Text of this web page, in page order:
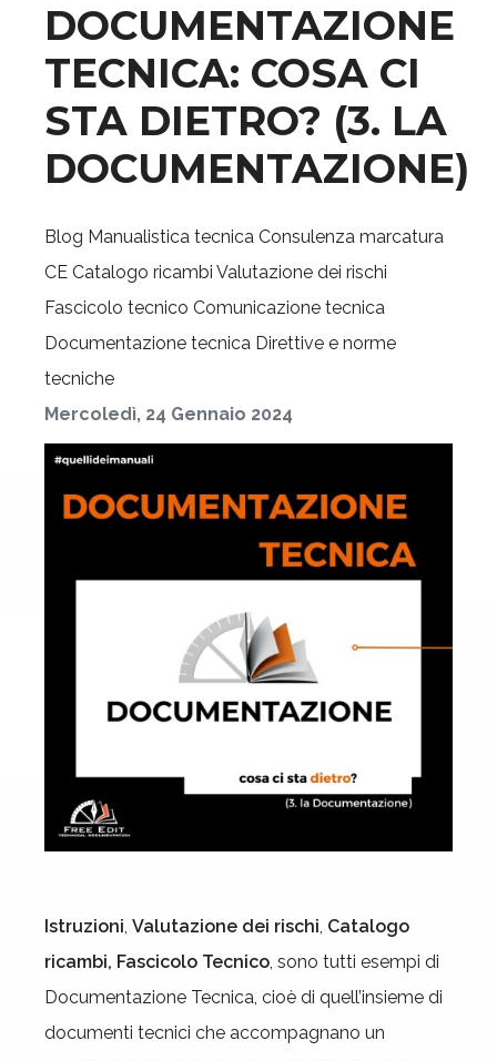
DOCUMENTAZIONE
TECNICA: COSA CI
STA DIETRO? (3. LA
DOCUMENTAZIONE)
Blog Manualistica tecnica Consulenza marcatura
CE Catalogo ricambi Valutazione dei rischi
Fascicolo tecnico Comunicazione tecnica
Documentazione tecnica Direttive e norme
tecniche
Mercoledì, 24 Gennaio 2024
Istruzioni, Valutazione dei rischi, Catalogo
ricambi, Fascicolo Tecnico, sono tutti esempi di
Documentazione Tecnica, cioè di quell’insieme di
documenti tecnici che accompagnano un